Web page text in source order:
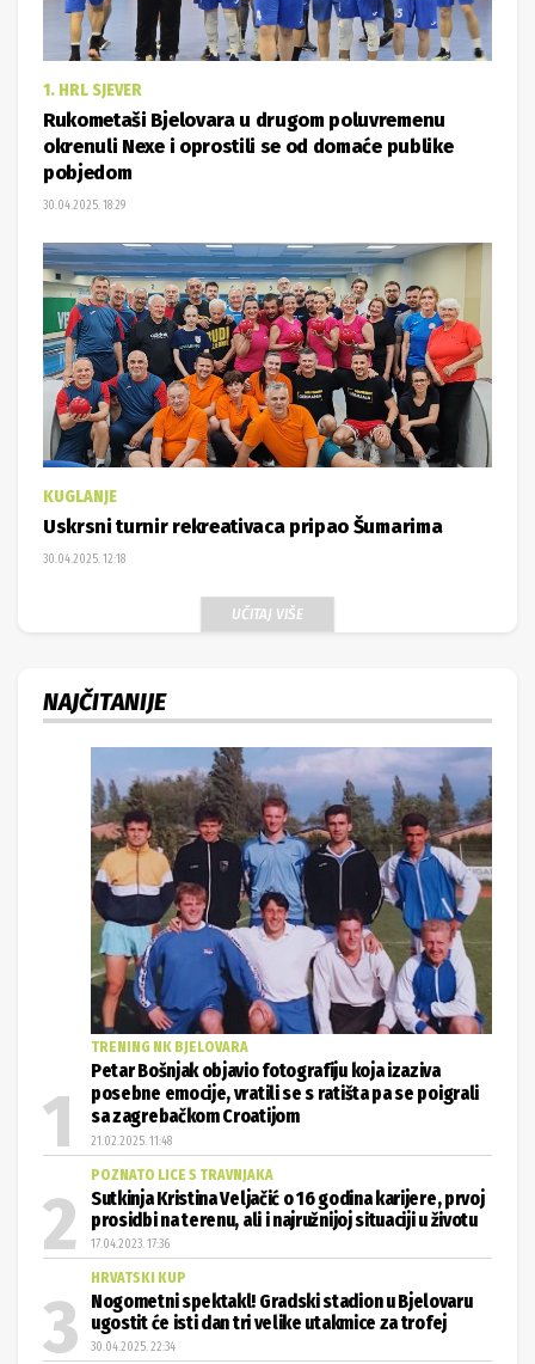
1. HRL SJEVER
Rukometaši Bjelovara u drugom poluvremenu
okrenuli Nexe i oprostili se od domaće publike
pobjedom
30.04.2025. 18:29
KUGLANJE
Uskrsni turnir rekreativaca pripao Šumarima
30.04.2025. 12:18
UČITAJ VIŠE
NAJČITANIJE
TRENING NK BJELOVARA
Petar Bošnjak objavio fotografiju koja izaziva
posebne emocije, vratili se s ratišta pa se poigrali
sa zagrebačkom Croatijom
21.02.2025. 11:48
POZNATO LICE S TRAVNJAKA
Sutkinja Kristina Veljačić o 16 godina karijere, prvoj
prosidbi na terenu, ali i najružnijoj situaciji u životu
17.04.2023. 17:36
HRVATSKI KUP
Nogometni spektakl! Gradski stadion u Bjelovaru
ugostit će isti dan tri velike utakmice za trofej
30.04.2025. 22:34